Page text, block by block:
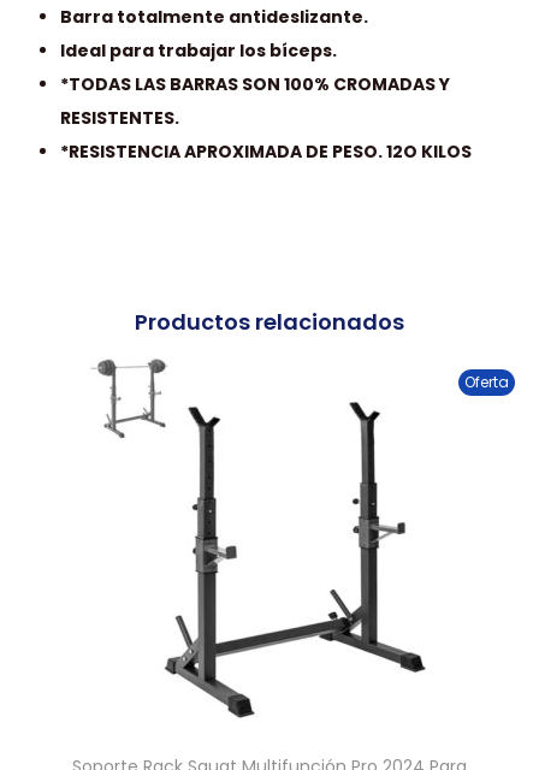
Barra totalmente antideslizante.
Ideal para trabajar los bíceps.
*TODAS LAS BARRAS SON 100% CROMADAS Y
RESISTENTES.
*RESISTENCIA APROXIMADA DE PESO. 12O KILOS
Productos relacionados
Oferta